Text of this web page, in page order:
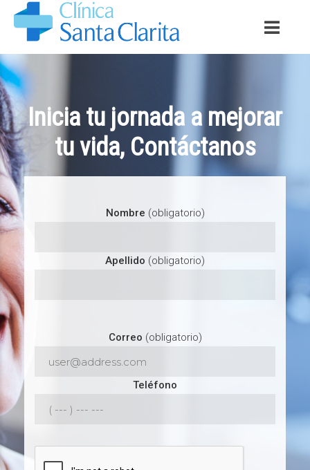
Inicia tu jornada a mejorar
tu vida, Contáctanos
Nombre (obligatorio)
Apellido (obligatorio)
Correo (obligatorio)
Teléfono